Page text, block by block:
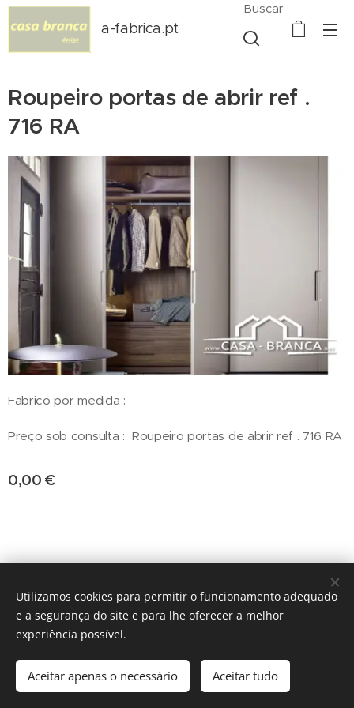
a-fabrica.pt
Buscar
Roupeiro portas de abrir ref .
716 RA
Fabrico por medida :
Preço sob consulta : Roupeiro portas de abrir ref . 716 RA
0,00 €
Adicionar ao carrinho
fabrico x medida
Cookies
Utilizamos cookies para permitir o funcionamento adequado
e a segurança do site e para lhe oferecer a melhor
experiência possível.
Aceitar apenas o necessário Aceitar tudo